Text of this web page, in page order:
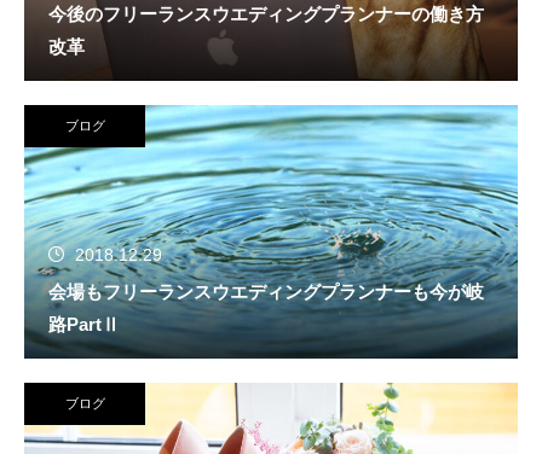
今後のフリーランスウエディングプランナーの働き方
改革
ブログ
2018.12.29
会場もフリーランスウエディングプランナーも今が岐
路PartⅡ
ブログ